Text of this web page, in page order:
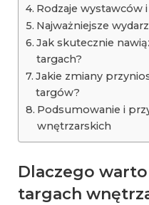
Rodzaje wystawców
Najważniejsze
Jak skutecznie
targach?
Jakie zmiany
targów?
Podsumowanie i
wnętrzarskich
Dlaczego
targach